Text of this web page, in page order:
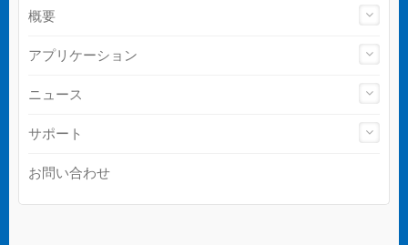
概要
アプリケーション
ニュース
サポート
お問い合わせ